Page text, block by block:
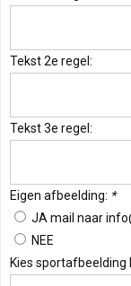
Tekst 2e regel:
Tekst 3e regel:
Eigen afbeelding: *
JA mail naar
NEE
Kies sportafbeelding